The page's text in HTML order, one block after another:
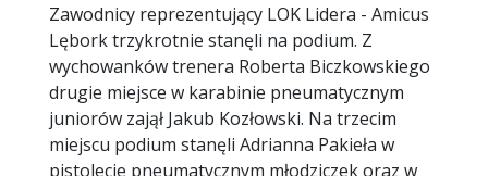
Zawodnicy reprezentujący LOK Lidera - Amicus
Lębork trzykrotnie stanęli na podium. Z
wychowanków trenera Roberta Biczkowskiego
drugie miejsce w karabinie pneumatycznym
juniorów zajął Jakub Kozłowski. Na trzecim
miejscu podium stanęli Adrianna Pakieła w
pistolecie pneumatycznym młodziczek oraz w